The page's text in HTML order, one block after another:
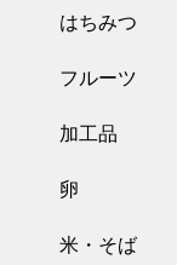
はちみつ
フルーツ
加工品
卵
米・そば